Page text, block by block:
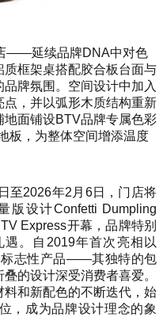
——延续品牌DNA中对色
框架桌搭配胶合板台面与
牌氛围。空间设计中加入
，并以弧形木质结构重新
面铺设BTV品牌专属色彩
板，为整体空间增添温度
至2026年2月6日，门店将
版设计Confetti Dumpling
Express开幕，品牌特别
。自2019年首次亮相以
标志性产品——其独特的包
的设计深受消费者喜爱。
和新配色的不断迭代，始
，成为品牌设计理念的象